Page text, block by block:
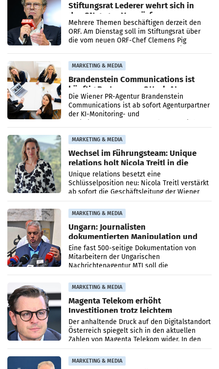
Stiftungsrat Lederer wehrt sich in
den SN gegen Vorwürfe
Mehrere Themen beschäftigen derzeit den
ORF. Am Dienstag soll im Stiftungsrat über
die vom neuen ORF-Chef Clemens Pig
MARKETING & MEDIA
Brandenstein Communications ist
künftig Partner von OtterlyAI
Die Wiener PR-Agentur Brandenstein
Communications ist ab sofort Agenturpartner
der KI-Monitoring- und
MARKETING & MEDIA
Wechsel im Führungsteam: Unique
relations holt Nicola Treitl in die
Geschäftsleitung
Unique relations besetzt eine
Schlüsselposition neu: Nicola Treitl verstärkt
ab sofort die Geschäftsleitung der Wiener
PR-Agentur an der Seite von Josef Kalina und
Anna Kalina-Mahr.
MARKETING & MEDIA
Ungarn: Journalisten
dokumentierten Manipulation und
Zensur
Eine fast 500-seitige Dokumentation von
Mitarbeitern der Ungarischen
Nachrichtenagentur MTI soll die
systematische Nachrichten-Manipulation und
Zensur bei der Agentur während der Zeit
MARKETING & MEDIA
Magenta Telekom erhöht
Investitionen trotz leichtem
Umsatzrückgang
Der anhaltende Druck auf den Digitalstandort
Österreich spiegelt sich in den aktuellen
Zahlen von Magenta Telekom wider. In den
ersten sechs Monaten des laufenden Jahres
verzeichnete
MARKETING & MEDIA